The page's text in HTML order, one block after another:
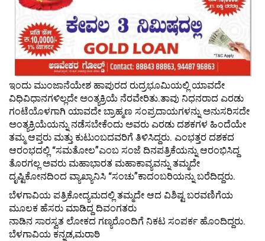
ಇಂದು ಮುಂಜಾನೆಯೇಶ ಹಾಪುರದ ರುದ್ರಭೂಮಿಯಲ್ಲಿ ಯಾವದೇ
ವಿಧಿವಿಧಾನಗಳಿಲ್ಲದೇ ಅಂತ್ಯಕ್ರಿಯೆ ನೆರವೇರಿತು.ತಾವು ನಿಧನರಾದ ಎರಡು
ಗಂಟೆಯೊಳಗಾಗಿ ಯಾವದೇ ಬ್ರಾಹ್ಮಣ ಸಂಪ್ರದಾಯಗಳನ್ನು ಅನುಸರಿಸದೇ
ಅಂತ್ಯಕ್ರಿಯೆಯನ್ನು ನಡೆಸಬೇಕೆಂದು ಅವರು ಎರಡು ದಶಕಗಳ ಹಿಂದೆಯೇ
ತಮ್ಮ ಆಪ್ತರು ಮತ್ತು ಕುಟುಂಬದವರಿಗೆ ತಿಳಿಸಿದ್ದರು. ಎಂಭತ್ತರ ದಶಕದ
ಆರಂಭದಲ್ಲಿ “ಸಮತೋಲ”ಎಂಬ ಸಂಜೆ ದಿನಪತ್ರಿಕೆಯನ್ನು ಆರಂಭಿಸಿದ್ದ
ತೊರಗಲ್ಲ ಅವರು ಮಹಾಭಾರತ ಮಹಾಕಾವ್ಯವನ್ನು ತಮ್ಮದೇ
ದೃಷ್ಟಿಕೋನದಿಂದ ವ್ಯಾಖ್ಯಾನಿಸಿ “ಸಂಚು”ಕಾದಂಬರಿಯನ್ನು ಬರೆದಿದ್ದರು.
ಬೆಳಗಾವಿಯ ಪತ್ರಿಕೋದ್ಯಮದಲ್ಲಿ ತಮ್ಮದೇ ಆದ ವಿಶಿಷ್ಟ ಬರವಣಿಗೆಯ
ಮೂಲಕ ಹೆಸರು ಮಾಡಿದ್ದ ದಿವಂಗತರು
ನಾಡಿನ ಸಾರಸ್ವತ ಲೋಕದ ಗಣ್ಯರೊಂದಿಗೆ ನಿಕಟ ಸಂಪರ್ಕ ಹೊಂದಿದ್ದರು.
ಬೆಳಗಾವಿಯ ಕನ್ನಡ,ಮರಾಠಿ